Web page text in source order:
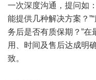
一次深度沟通，提问如
能提供几种解决方案？
务后是否有质保期？”
用、时间及售后达成明
致。